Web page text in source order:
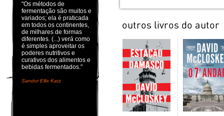
"Os métodos de
fermentação são muitos e
variados; ela é praticada
em todos os continentes,
de milhares de formas
diferentes. (...) verá como
é simples aproveitar os
poderes nutritivos e
curativos dos alimentos e
bebidas fermentados."
Sandor Ellix Katz